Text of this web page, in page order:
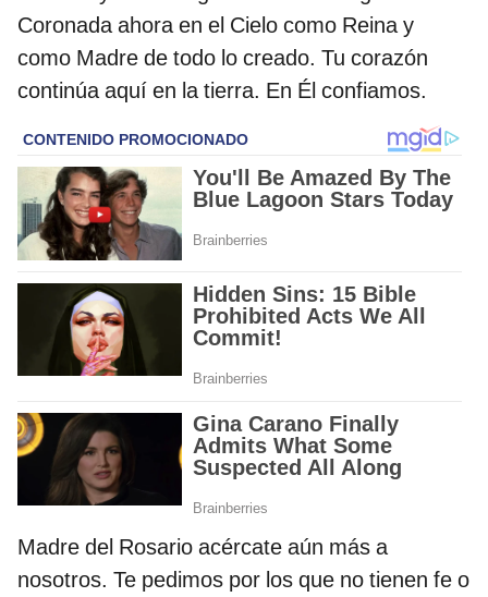
Coronada ahora en el Cielo como Reina y
como Madre de todo lo creado. Tu corazón
continúa aquí en la tierra. En Él confiamos.
Madre del Rosario acércate aún más a
nosotros. Te pedimos por los que no tienen fe o